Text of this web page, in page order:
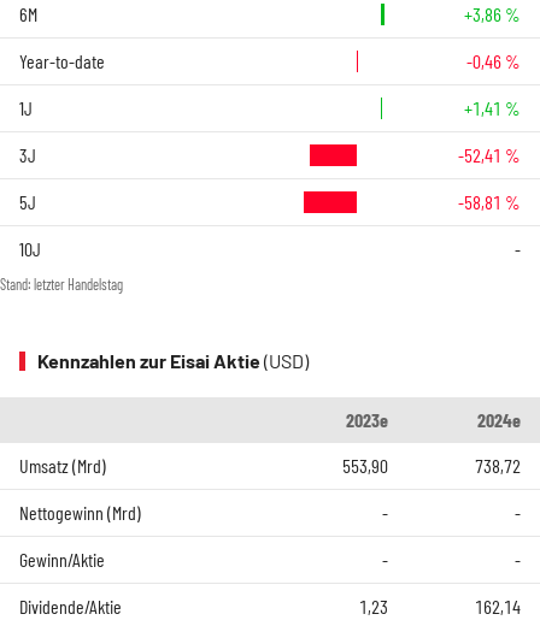
6M +3,86 %
Year-to-date -0,46 %
1J +1,41 %
3J -52,41 %
5J -58,81 %
10J -
Stand: letzter Handelstag
Kennzahlen zur Eisai Aktie(USD)
2023e
2024e
Umsatz (Mrd)
553,90 738,72
Nettogewinn (Mrd) - -
Gewinn/Aktie - -
Dividende/Aktie 1,23 162,14